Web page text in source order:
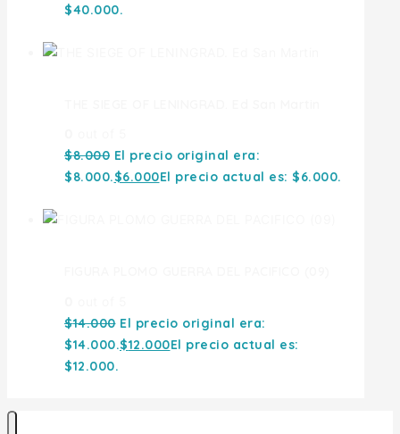
$40.000.
$8.000 El precio original era:
$8.000.$6.000El precio actual es: $6.000.
$14.000 El precio original era:
$14.000.$12.000El precio actual es:
$12.000.